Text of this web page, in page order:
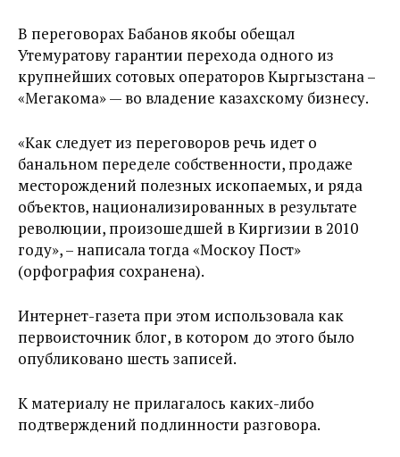
В переговорах Бабанов якобы обещал
Утемуратову гарантии перехода одного из
крупнейших сотовых операторов Кыргызстана –
«Мегакома» — во владение казахскому бизнесу.
«Как следует из переговоров речь идет о
банальном переделе собственности, продаже
месторождений полезных ископаемых, и ряда
объектов, национализированных в результате
революции, произошедшей в Киргизии в 2010
году», – написала тогда «Москоу Пост»
(орфография сохранена).
Интернет-газета при этом использовала как
первоисточник блог, в котором до этого было
опубликовано шесть записей.
К материалу не прилагалось каких-либо
подтверждений подлинности разговора.